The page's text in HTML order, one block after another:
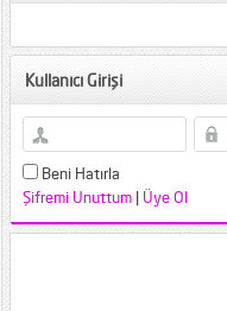
Kullanıcı Girişi
Beni Hatırla
Şifremi Unuttum | Üye Ol